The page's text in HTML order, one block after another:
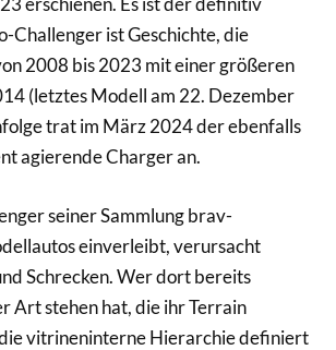
Challenger ist Geschichte, die
2008 bis 2023 mit einer größeren
(letztes Modell am 22. Dezember
trat im März 2024 der ebenfalls
agierende Charger an.
seiner Sammlung brav-
einverleibt, verursacht
Schrecken. Wer dort bereits
Art stehen hat, die ihr Terrain
vitrineninterne Hierarchie definiert